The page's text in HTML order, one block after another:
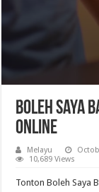
Boleh Saya
Online
Melayu
10,689 Views
Tonton Boleh Saya